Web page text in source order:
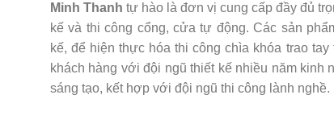
Minh Thanh tự hào là đơn vị cung cấp đầy đủ
kế và thi công cổng, cửa tự động. Các sản
kế, để hiện thực hóa thi công chìa khóa trao
khách hàng với đội ngũ thiết kế nhiều năm kinh
sáng tạo, kết hợp với đội ngũ thi công lành nghề.